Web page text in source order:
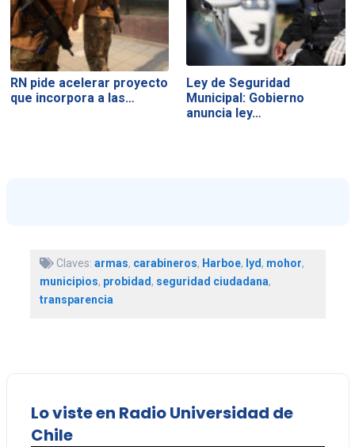
RN pide acelerar proyecto
que incorpora a las…
Ley de Seguridad
Municipal: Gobierno
anuncia ley…
Claves: armas, carabineros, Harboe, lyd, mohor,
municipios, probidad, seguridad ciudadana,
transparencia
Lo viste en Radio Universidad de
Chile